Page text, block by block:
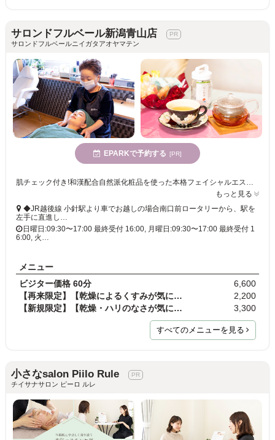
サロンドフルベール新潟青山店
サロンドフルベールニイガタアオヤマテン
EPARKで予約する [PR]
肌チェック付き!和漢配合自然派化粧品を使った本格フェイシャルエステが初回60分2,200円～☆手技に癒されながら肌質改善が目指せる一石二鳥の施術◎
もっと見る
◆JR越後線 小針駅より車でお越しの場合南口前ロータリーから、駅を
左手に直進し…
日曜日:09:30〜17:00 最終受付 16:00, 月曜日:09:30〜17:00 最終受付 1
6:00, 火…
メニュー
ビジター価格 60分
6,600
【再来限定】【乾燥によるくすみが気になる方に】ブ…
2,200
【新規限定】【乾燥・ハリのなさが気になる方に】エ…
3,300
すべてのメニューを見る
小さなsalon Piilo Rule
チイサナサロン ピーロ ルレ